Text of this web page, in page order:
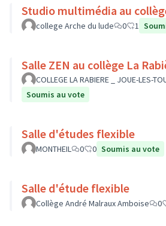
Studio multimédia au
college Arche du lude 0 1
Salle ZEN au collège La
COLLEGE LA RABIERE _ JOUE-LES-
Soumis au vote
Salle d'études flexible
MONTHEIL 0 0 Soumis au vote
Salle d'étude flexible
Collège André Malraux Amboise 0